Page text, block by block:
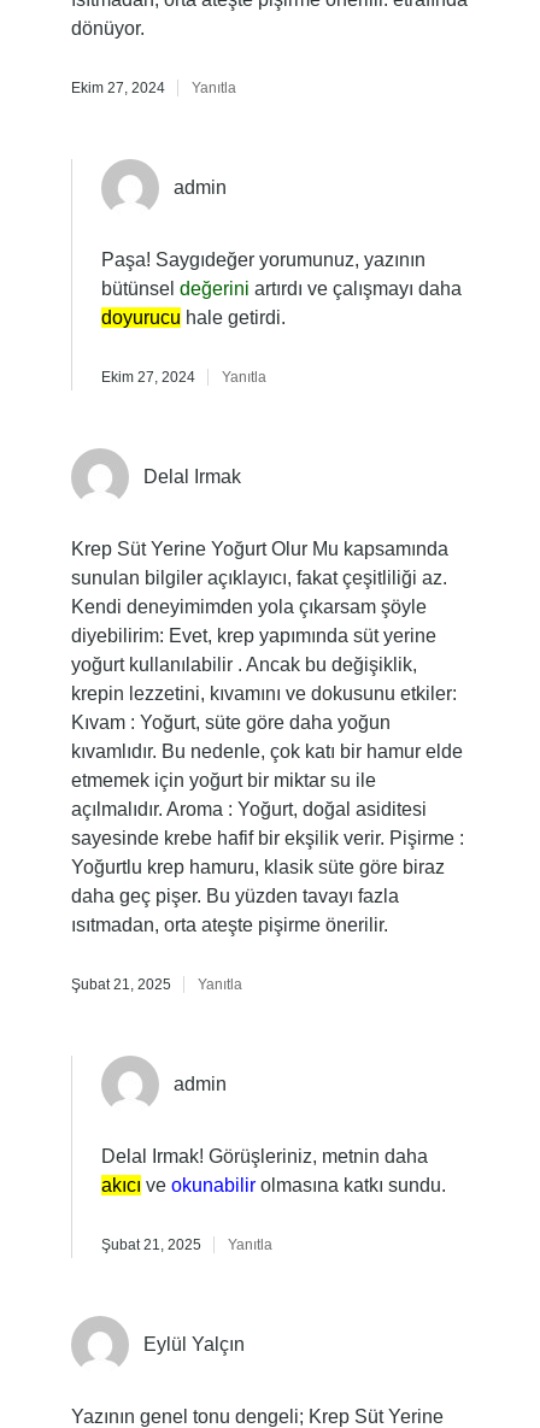
dönüyor.
Ekim 27, 2024 Yanıtla
admin
Paşa! Saygıdeğer yorumunuz, yazının
bütünsel değerini artırdı ve çalışmayı daha
doyurucu hale getirdi.
Ekim 27, 2024 Yanıtla
Delal Irmak
Krep Süt Yerine Yoğurt Olur Mu kapsamında
sunulan bilgiler açıklayıcı, fakat çeşitliliği az.
Kendi deneyimimden yola çıkarsam şöyle
diyebilirim: Evet, krep yapımında süt yerine
yoğurt kullanılabilir . Ancak bu değişiklik,
krepin lezzetini, kıvamını ve dokusunu etkiler:
Kıvam : Yoğurt, süte göre daha yoğun
kıvamlıdır. Bu nedenle, çok katı bir hamur elde
etmemek için yoğurt bir miktar su ile
açılmalıdır. Aroma : Yoğurt, doğal asiditesi
sayesinde krebe hafif bir ekşilik verir. Pişirme :
Yoğurtlu krep hamuru, klasik süte göre biraz
daha geç pişer. Bu yüzden tavayı fazla
ısıtmadan, orta ateşte pişirme önerilir.
Şubat 21, 2025 Yanıtla
admin
Delal Irmak! Görüşleriniz, metnin daha
akıcı ve okunabilirolmasına katkı sundu.
Şubat 21, 2025 Yanıtla
Eylül Yalçın
Yazının genel tonu dengeli; Krep Süt Yerine